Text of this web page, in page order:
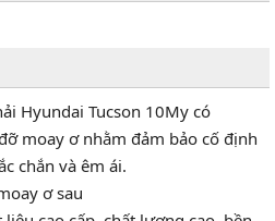
Hyundai Tucson 10My có
moay ơ nhằm đảm bảo cố định
chắn và êm ái.
ơ sau